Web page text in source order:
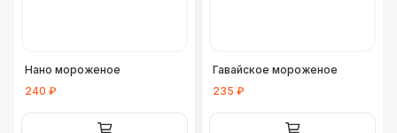
Нано мороженое
240 ₽
Гавайское мороженое
235 ₽